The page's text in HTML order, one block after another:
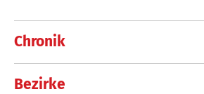
Chronik
Bezirke